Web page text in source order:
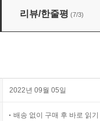
리뷰/한줄평 (7/3)
2022년 09월 05일
배송 없이 구매 후 바로 읽기